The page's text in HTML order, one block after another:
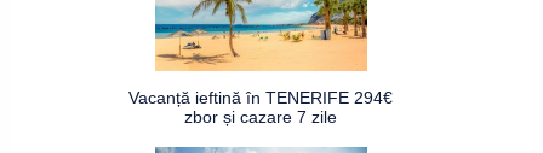
Vacanță ieftină în TENERIFE 294€
zbor și cazare 7 zile